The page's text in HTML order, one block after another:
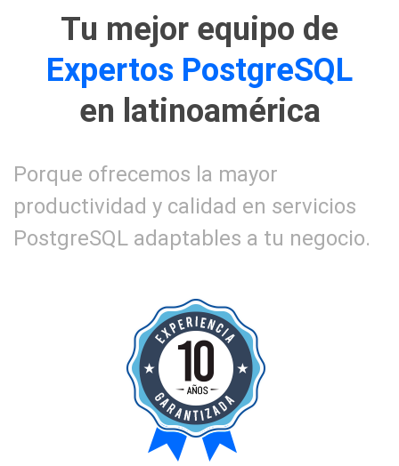
Tu mejor equipo de
Expertos PostgreSQL
en latinoamérica
Porque ofrecemos la mayor
productividad y calidad en servicios
PostgreSQL adaptables a tu negocio.